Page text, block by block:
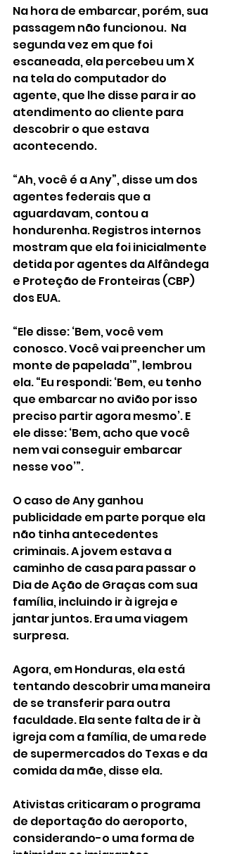
Na hora de embarcar, porém, sua
passagem não funcionou.  Na
segunda vez em que foi
escaneada, ela percebeu um X
na tela do computador do
agente, que lhe disse para ir ao
atendimento ao cliente para
descobrir o que estava
acontecendo.
“Ah, você é a Any”, disse um dos
agentes federais que a
aguardavam, contou a
hondurenha. Registros internos
mostram que ela foi inicialmente
detida por agentes da Alfândega
e Proteção de Fronteiras (CBP)
dos EUA.
“Ele disse: ‘Bem, você vem
conosco. Você vai preencher um
monte de papelada’”, lembrou
ela. “Eu respondi: ‘Bem, eu tenho
que embarcar no avião por isso
preciso partir agora mesmo’. E
ele disse: ‘Bem, acho que você
nem vai conseguir embarcar
nesse voo’”.
O caso de Any ganhou
publicidade em parte porque ela
não tinha antecedentes
criminais. A jovem estava a
caminho de casa para passar o
Dia de Ação de Graças com sua
família, incluindo ir à igreja e
jantar juntos. Era uma viagem
surpresa.
Agora, em Honduras, ela está
tentando descobrir uma maneira
de se transferir para outra
faculdade. Ela sente falta de ir à
igreja com a família, de uma rede
de supermercados do Texas e da
comida da mãe, disse ela.
Ativistas criticaram o programa
de deportação do aeroporto,
considerando-o uma forma de